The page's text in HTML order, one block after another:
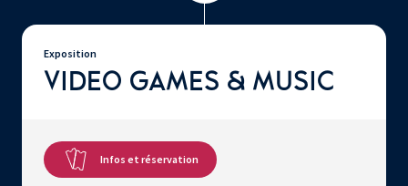
Exposition
VIDEO GAMES & MUSIC
Infos et réservation